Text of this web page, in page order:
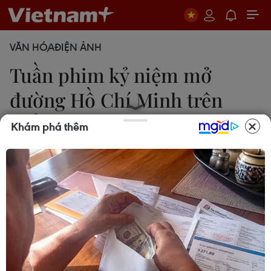
VĂN HÓAĐIỆN ẢNH
Tuần phim kỷ niệm mở
đường Hồ Chí Minh trên
biển
18/10/2011 04:25
Trung tâm Phát hành phim và chiếu bóng tỉnh Bình
Thuận tổ chức tuần phim kỷ niệm 50 năm Ngày
mở đường Hồ Chí Minh trên biển.
Trung tâm Phát hành phim và chiếu bóng tỉnh
Bình Thuận phối hợp với Đoàn 681 Hảiquân tổ
Khám phá thêm